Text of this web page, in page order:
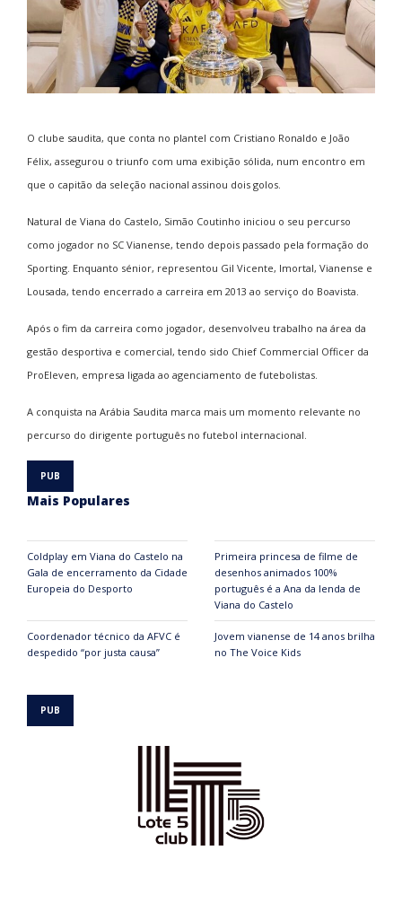
O clube saudita, que conta no plantel com Cristiano Ronaldo e João
Félix, assegurou o triunfo com uma exibição sólida, num encontro em
que o capitão da seleção nacional assinou dois golos.
Natural de Viana do Castelo, Simão Coutinho iniciou o seu percurso
como jogador no SC Vianense, tendo depois passado pela formação do
Sporting. Enquanto sénior, representou Gil Vicente, Imortal, Vianense e
Lousada, tendo encerrado a carreira em 2013 ao serviço do Boavista.
Após o fim da carreira como jogador, desenvolveu trabalho na área da
gestão desportiva e comercial, tendo sido Chief Commercial Officer da
ProEleven, empresa ligada ao agenciamento de futebolistas.
A conquista na Arábia Saudita marca mais um momento relevante no
percurso do dirigente português no futebol internacional.
Mais Populares
Coldplay em Viana do Castelo na
Gala de encerramento da Cidade
Europeia do Desporto
Primeira princesa de filme de
desenhos animados 100%
português é a Ana da lenda de
Viana do Castelo
Coordenador técnico da AFVC é
despedido “por justa causa”
Jovem vianense de 14 anos brilha
no The Voice Kids